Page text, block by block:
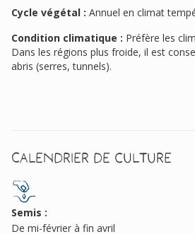
Cycle végétal : Annuel en climat
Condition climatique : Préfère les
Dans les régions plus froide, il est
abris (serres, tunnels).
Calendrier de culture
Semis :
De mi-février à fin avril